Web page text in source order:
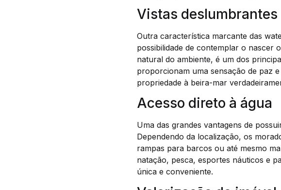
Vistas deslumbrantes
Outra característica marcante das
possibilidade de contemplar o nascer
natural do ambiente, é um dos
proporcionam uma sensação de paz
propriedade à beira-mar
Acesso direto à água
Uma das grandes vantagens de
Dependendo da localização, os
rampas para barcos ou até mesmo
natação, pesca, esportes náuticos e
única e conveniente.